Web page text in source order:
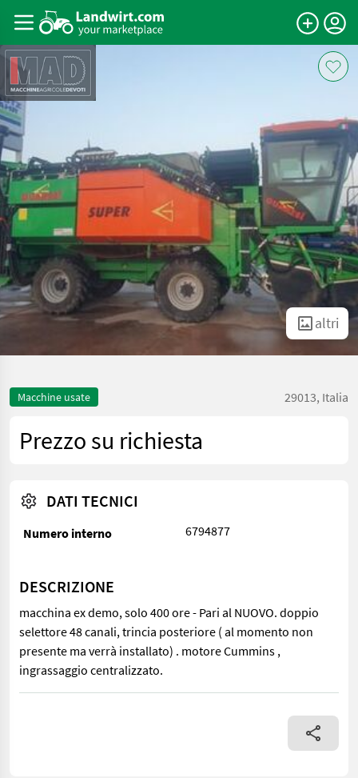
altri
Macchine usate 29013, Italia
Prezzo su richiesta
DATI TECNICI
Numero interno 6794877
DESCRIZIONE
macchina ex demo, solo 400 ore - Pari al NUOVO. doppio
selettore 48 canali, trincia posteriore ( al momento non
presente ma verrà installato) . motore Cummins ,
ingrassaggio centralizzato.
macchina ex demo, solo 400 ore - Pari al NUOVO. doppio